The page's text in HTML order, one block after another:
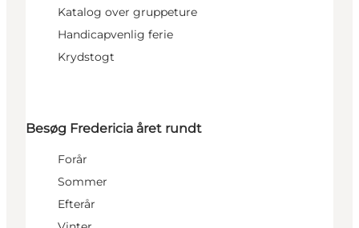
Katalog over gruppeture
Handicapvenlig ferie
Krydstogt
Besøg Fredericia året rundt
Forår
Sommer
Efterår